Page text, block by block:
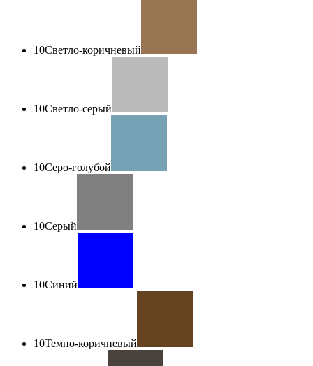
10Светло-коричневый
10Светло-серый
10Серо-голубой
10Серый
10Синий
10Темно-коричневый